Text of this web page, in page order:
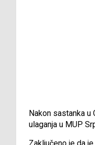
Nakon sastanka u
ulaganja u MUP